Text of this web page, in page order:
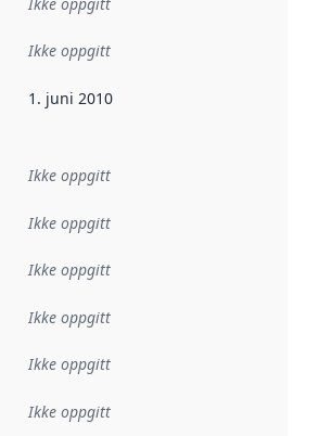
:
Ikke oppgitt
datoen sier når dataene i dette
1. juni 2010
Ikke oppgitt
Ikke oppgitt
Ikke oppgitt
Ikke oppgitt
Ikke oppgitt
Ikke oppgitt